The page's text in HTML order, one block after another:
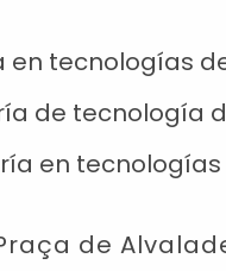
en tecnologías
de tecnología
en
de